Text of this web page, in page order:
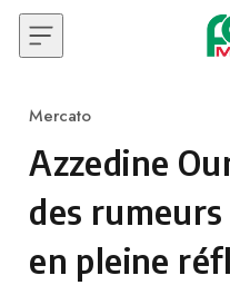
Skip to content
Category
Mercato
Azzedine
des
en pleine